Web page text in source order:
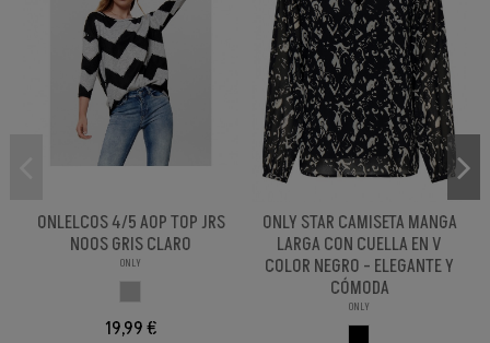
ONLELCOS 4/5 AOP TOP JRS
NOOS GRIS CLARO
ONLY
19,99 €
ONLY STAR CAMISETA MANGA
LARGA CON CUELLA EN V
COLOR NEGRO - ELEGANTE Y
CÓMODA
ONLY